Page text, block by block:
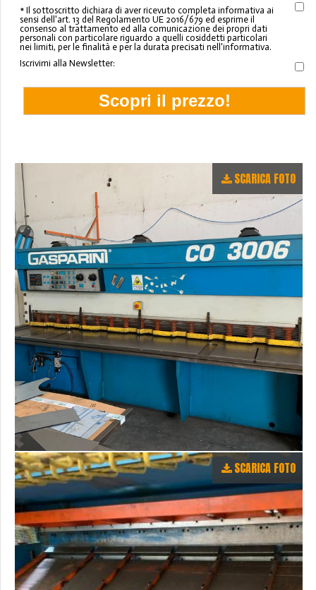
* Il sottoscritto dichiara di aver ricevuto completa informativa ai
sensi dell'art. 13 del Regolamento UE 2016/679 ed esprime il
consenso al trattamento ed alla comunicazione dei propri dati
personali con particolare riguardo a quelli cosiddetti particolari
nei limiti, per le finalità e per la durata precisati nell'informativa.
Iscrivimi alla Newsletter:
SCARICA FOTO
SCARICA FOTO